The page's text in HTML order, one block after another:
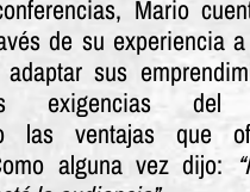
Mario
de su experiencia
sus
exigencias del
las ventajas que
alguna vez dijo: